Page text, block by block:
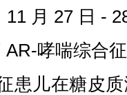
11 月 27 日 -
AR-哮喘综合征
患儿在糖皮